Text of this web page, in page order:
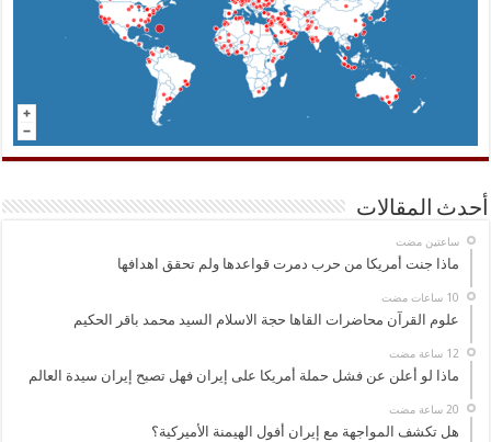
أحدث المقالات
‏ساعتين مضت
ماذا جنت أمريكا من حرب دمرت قواعدها ولم تحقق اهدافها
علوم القرآن محاضرات القاها حجة الاسلام السيد محمد باقر الحكيم
ماذا لو أعلن عن فشل حملة أمريكا على إيران فهل تصبح إيران سيدة العالم
هل تكشف المواجهة مع إيران أفول الهيمنة الأميركية؟